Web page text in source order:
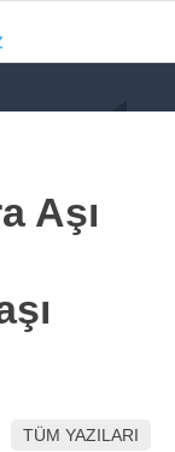
Aşı
TÜM YAZILARI